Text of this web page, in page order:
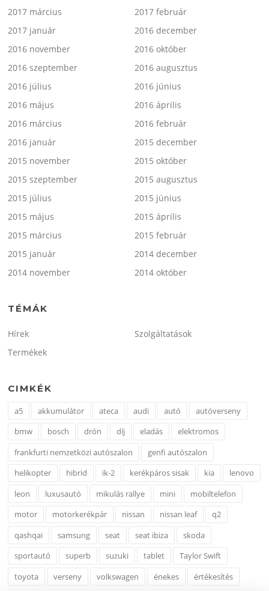
2017 március
2017 február
2017 január
2016 december
2016 november
2016 október
2016 szeptember
2016 augusztus
2016 július
2016 június
2016 május
2016 április
2016 március
2016 február
2016 január
2015 december
2015 november
2015 október
2015 szeptember
2015 augusztus
2015 július
2015 június
2015 május
2015 április
2015 március
2015 február
2015 január
2014 december
2014 november
2014 október
TÉMÁK
Hírek
Szolgáltatások
Termékek
CIMKÉK
a5 akkumulátor ateca audi autó
autóverseny
bmw
bosch drón díj eladás
elektromos
frankfurti nemzetközi autószalon
genfi autószalon
helikopter
hibrid ik-2 kerékpáros sisak kia
lenovo
leon
luxusautó mikulás rallye mini
mobiltelefon
motor
motorkerékpár nissan nissan leaf
q2
qashqai
samsung seat seat ibiza
skoda
sportautó
superb suzuki tablet
Taylor Swift
toyota
verseny volkswagen énekes értékesítés